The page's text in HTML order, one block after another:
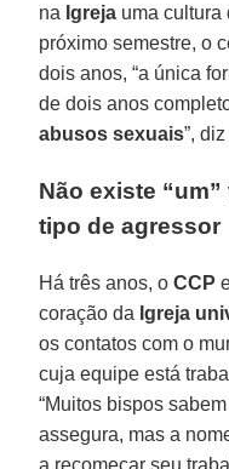
na Igreja uma cultura
próximo semestre, o
dois anos, “a única
de dois anos
abusos sexuais”,
Não existe
tipo de agressor
Há três anos, oCCP
coração da Igreja
os contatos com o
cuja equipe está
“Muitos bispos
assegura, mas a
a recomeçar seu